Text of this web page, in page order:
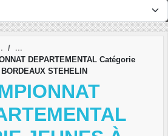
DEPARTEMENTAL Catégorie
STEHELIN